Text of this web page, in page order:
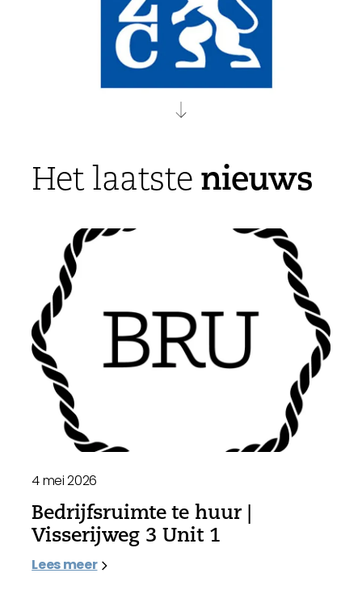
Het laatste nieuws
4 mei 2026
Bedrijfsruimte te huur |
Visserijweg 3 Unit 1
Lees meer